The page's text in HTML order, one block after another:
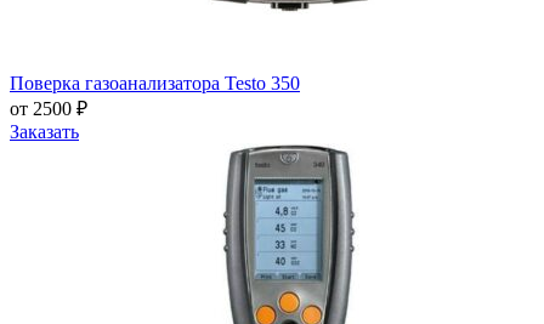
Поверка газоанализатора Testo 350
от 2500 ₽
Заказать